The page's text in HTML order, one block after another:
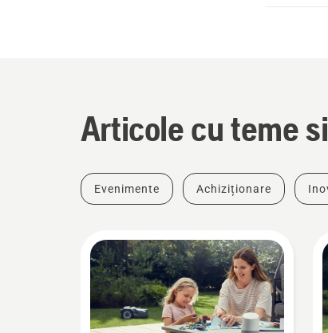
Articole cu teme
Evenimente Achiziționare